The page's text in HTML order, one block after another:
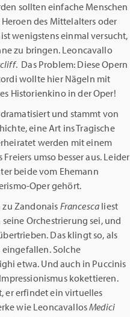
sollten einfache Menschen
des Mittelalters oder
wenigstens einmal versucht,
zu bringen. Leoncavallo
. Das Problem: Diese Opern
wollte hier Nägeln mit
Historienkino in der Oper!
und stammt von
eine Art ins Tragische
werden mit einem
umso besser aus. Leider
beide vom Ehemann
Oper gehört.
Zandonais Francesca liest
Orchestrierung sei, und
Das klingt so, als
Solche
etwa. Und auch in Puccinis
kokettieren.
er erfindet ein virtuelles
wie LeoncavallosMedici